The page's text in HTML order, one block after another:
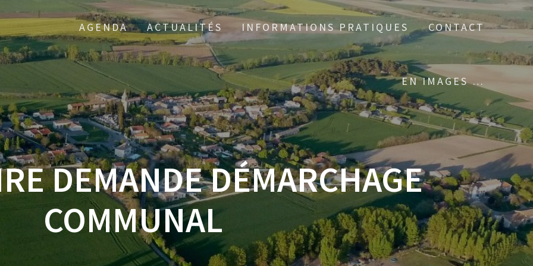
AGENDA ACTUALITÉS INFORMATIONS PRATIQUES CONTACT
EN IMAGES …
DEMANDE DÉMARCHAGE
COMMUNAL